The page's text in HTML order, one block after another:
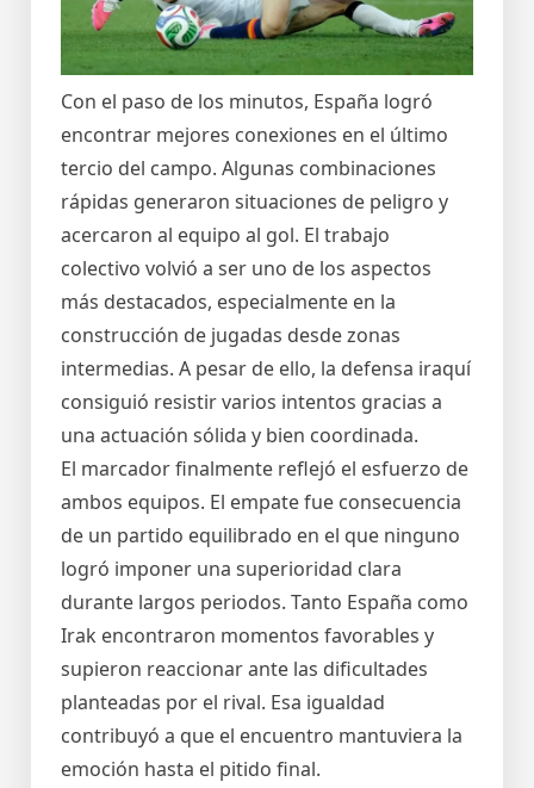
Con el paso de los minutos, España logró
encontrar mejores conexiones en el último
tercio del campo. Algunas combinaciones
rápidas generaron situaciones de peligro y
acercaron al equipo al gol. El trabajo
colectivo volvió a ser uno de los aspectos
más destacados, especialmente en la
construcción de jugadas desde zonas
intermedias. A pesar de ello, la defensa iraquí
consiguió resistir varios intentos gracias a
una actuación sólida y bien coordinada.
El marcador finalmente reflejó el esfuerzo de
ambos equipos. El empate fue consecuencia
de un partido equilibrado en el que ninguno
logró imponer una superioridad clara
durante largos periodos. Tanto España como
Irak encontraron momentos favorables y
supieron reaccionar ante las dificultades
planteadas por el rival. Esa igualdad
contribuyó a que el encuentro mantuviera la
emoción hasta el pitido final.